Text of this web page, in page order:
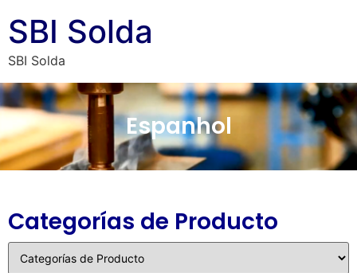
SBI Solda
SBI Solda
Espanhol
Categorías de Producto